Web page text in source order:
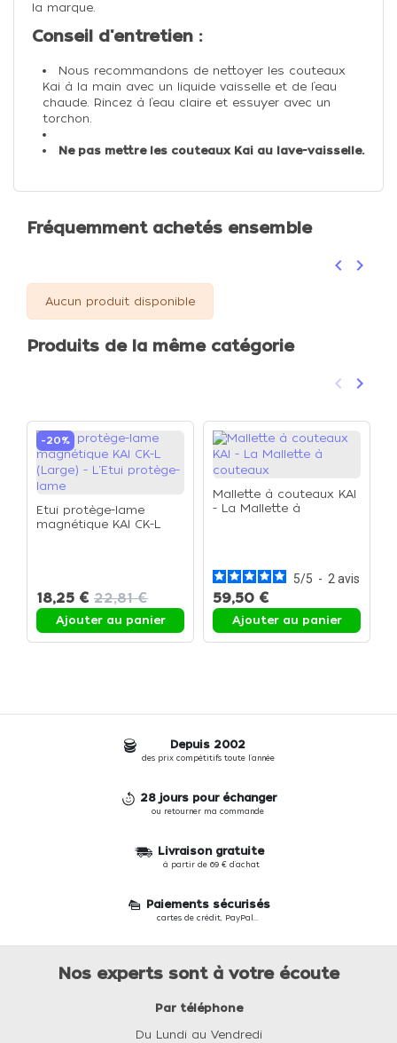
la marque.
Conseil d'entretien :
Nous recommandons de nettoyer les couteaux
Kai à la main avec un liquide vaisselle et de l’eau
chaude. Rincez à l’eau claire et essuyer avec un
torchon.
Ne pas mettre les couteaux Kai au lave-vaisselle.
Fréquemment achetés ensemble
Précédent
keyboard_arrow_left keyboard_arrow_right
Aucun produit disponible
Produits de la même catégorie
Précédent
keyboard_arrow_left keyboard_arrow_right
-20%
Etui protège-lame
magnétique KAI CK-L
18,25 € 22,81 €
Ajouter au panier
Mallette à couteaux KAI
- La Mallette à
5/5 - 2 avis
59,50 €
Ajouter au panier
Depuis 2002
des prix compétitifs toute l'année
28 jours pour échanger
ou retourner ma commande
Livraison gratuite
à partir de 69 € d'achat
Paiements sécurisés
cartes de crédit, PayPal...
Nos experts sont à votre écoute
Par téléphone
Du Lundi au Vendredi